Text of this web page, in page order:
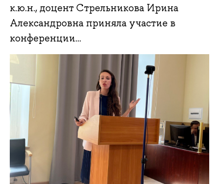
к.ю.н., доцент Стрельникова Ирина
Александровна приняла участие в
конференции...